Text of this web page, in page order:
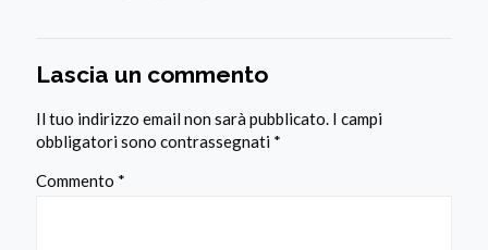
Lascia un commento
Il tuo indirizzo email non sarà pubblicato. I campi
obbligatori sono contrassegnati *
Commento *